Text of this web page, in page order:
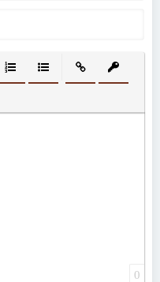
СПИСОК
МАРКИРОВАННЫЙ
ВСТАВИТЬ
0